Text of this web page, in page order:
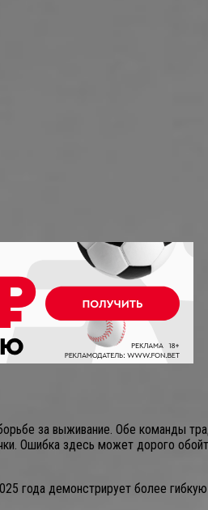
за выживание. Обе команды
Ошибка здесь может дорого
года демонстрирует более гибкую